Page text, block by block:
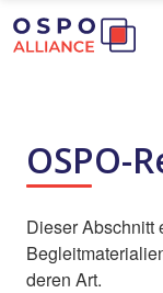
OSPO-
Dieser Abschnitt
deren Art.